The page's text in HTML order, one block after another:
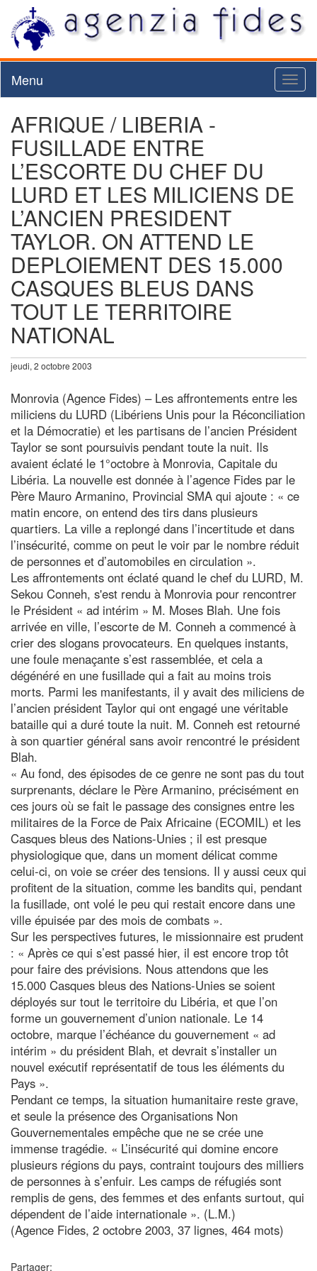
Menu
AFRIQUE / LIBERIA -
FUSILLADE ENTRE
L’ESCORTE DU CHEF DU
LURD ET LES MILICIENS DE
L’ANCIEN PRESIDENT
TAYLOR. ON ATTEND LE
DEPLOIEMENT DES 15.000
CASQUES BLEUS DANS
TOUT LE TERRITOIRE
NATIONAL
jeudi, 2 octobre 2003
Monrovia (Agence Fides) – Les affrontements entre les
miliciens du LURD (Libériens Unis pour la Réconciliation
et la Démocratie) et les partisans de l’ancien Président
Taylor se sont poursuivis pendant toute la nuit. Ils
avaient éclaté le 1°octobre à Monrovia, Capitale du
Libéria. La nouvelle est donnée à l’agence Fides par le
Père Mauro Armanino, Provincial SMA qui ajoute : « ce
matin encore, on entend des tirs dans plusieurs
quartiers. La ville a replongé dans l’incertitude et dans
l’insécurité, comme on peut le voir par le nombre réduit
de personnes et d’automobiles en circulation ».
Les affrontements ont éclaté quand le chef du LURD, M.
Sekou Conneh, s'est rendu à Monrovia pour rencontrer
le Président « ad intérim » M. Moses Blah. Une fois
arrivée en ville, l’escorte de M. Conneh a commencé à
crier des slogans provocateurs. En quelques instants,
une foule menaçante s’est rassemblée, et cela a
dégénéré en une fusillade qui a fait au moins trois
morts. Parmi les manifestants, il y avait des miliciens de
l’ancien président Taylor qui ont engagé une véritable
bataille qui a duré toute la nuit. M. Conneh est retourné
à son quartier général sans avoir rencontré le président
Blah.
« Au fond, des épisodes de ce genre ne sont pas du tout
surprenants, déclare le Père Armanino, précisément en
ces jours où se fait le passage des consignes entre les
militaires de la Force de Paix Africaine (ECOMIL) et les
Casques bleus des Nations-Unies ; il est presque
physiologique que, dans un moment délicat comme
celui-ci, on voie se créer des tensions. Il y aussi ceux qui
profitent de la situation, comme les bandits qui, pendant
la fusillade, ont volé le peu qui restait encore dans une
ville épuisée par des mois de combats ».
Sur les perspectives futures, le missionnaire est prudent
: « Après ce qui s’est passé hier, il est encore trop tôt
pour faire des prévisions. Nous attendons que les
15.000 Casques bleus des Nations-Unies se soient
déployés sur tout le territoire du Libéria, et que l’on
forme un gouvernement d’union nationale. Le 14
octobre, marque l’échéance du gouvernement « ad
intérim » du président Blah, et devrait s’installer un
nouvel exécutif représentatif de tous les éléments du
Pays ».
Pendant ce temps, la situation humanitaire reste grave,
et seule la présence des Organisations Non
Gouvernementales empêche que ne se crée une
immense tragédie. « L’insécurité qui domine encore
plusieurs régions du pays, contraint toujours des milliers
de personnes à s’enfuir. Les camps de réfugiés sont
remplis de gens, des femmes et des enfants surtout, qui
dépendent de l’aide internationale ». (L.M.)
(Agence Fides, 2 octobre 2003, 37 lignes, 464 mots)
Partager: